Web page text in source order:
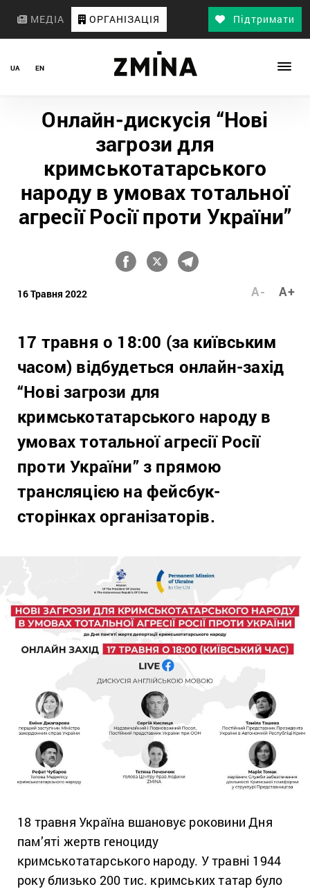
МЕДІА ОРГАНІЗАЦІЯ Підтримати
UA EN
Онлайн-дискусія “Нові
загрози для
кримськотатарського
народу в умовах тотальної
агресії Росії проти України”
16 Травня 2022 A+
A-
17 травня о 18:00 (за київським
часом) відбудеться онлайн-захід
“Нові загрози для
кримськотатарського народу в
умовах тотальної агресії Росії
проти України” з прямою
трансляцією на фейсбук-
сторінках організаторів.
18 травня Україна вшановує роковини Дня
пам’яті жертв геноциду
кримськотатарського народу. У травні 1944
року близько 200 тис. кримських татар було